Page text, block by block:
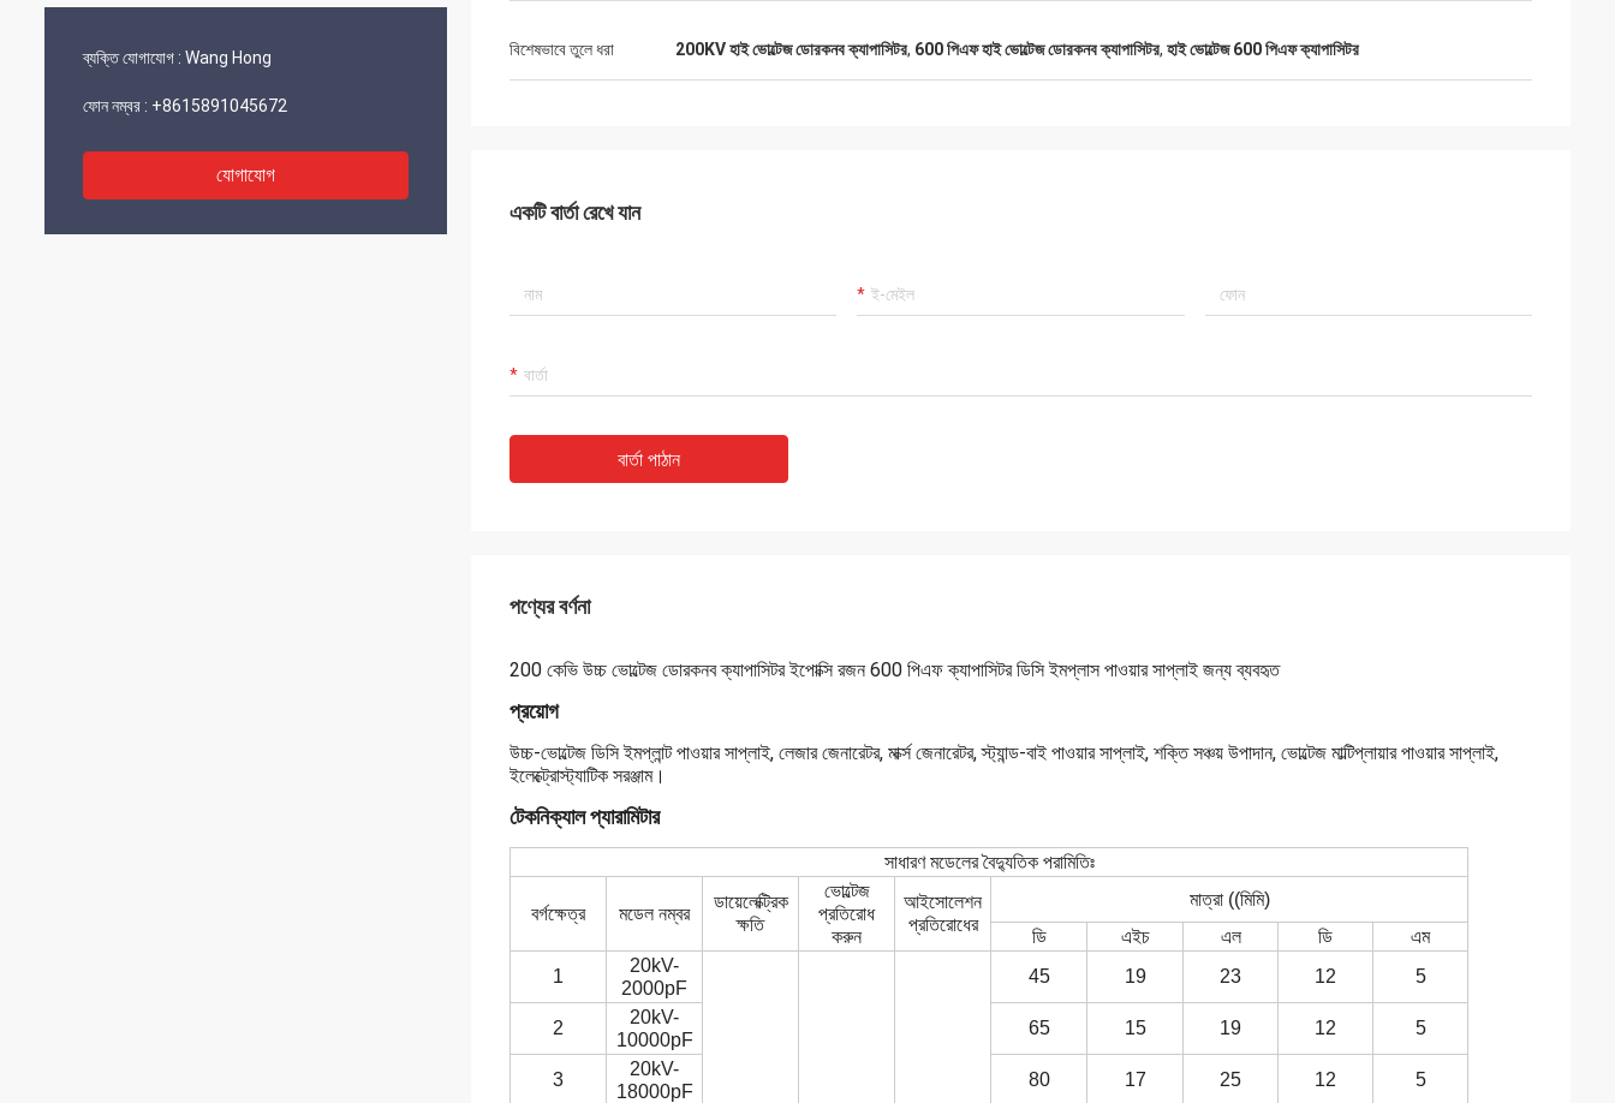
ব্যক্তি যোগাযোগ : Wang Hong
ফোন নম্বর : +8615891045672
যোগাযোগ
বিশেষভাবে তুলে ধরা 200KV হাই ভোল্টেজ ডোরকনব ক্যাপাসিটর, 600 পিএফ হাই ভোল্টেজ ডোরকনব ক্যাপাসিটর, হাই ভোল্টেজ 600 পিএফ ক্যাপাসিটর
একটি বার্তা রেখে যান
বার্তা পাঠান
পণ্যের বর্ণনা
200 কেভি উচ্চ ভোল্টেজ ডোরকনব ক্যাপাসিটর ইপোক্সি রজন 600 পিএফ ক্যাপাসিটর ডিসি ইমপ্লাস পাওয়ার সাপ্লাই জন্য ব্যবহৃত
প্রয়োগ
উচ্চ-ভোল্টেজ ডিসি ইমপ্লান্ট পাওয়ার সাপ্লাই, লেজার জেনারেটর, মার্ক্স জেনারেটর, স্ট্যান্ড-বাই পাওয়ার সাপ্লাই, শক্তি সঞ্চয় উপাদান, ভোল্টেজ মাল্টিপ্লায়ার পাওয়ার সাপ্লাই,
ইলেক্ট্রোস্ট্যাটিক সরঞ্জাম।
টেকনিক্যাল প্যারামিটার
সাধারণ মডেলের বৈদ্যুতিক পরামিতিঃ
বর্গক্ষেত্র মডেল নম্বর
ডায়েলেক্ট্রিক
ক্ষতি
ভোল্টেজ
প্রতিরোধ
করুন
আইসোলেশন
প্রতিরোধের
মাত্রা ((মিমি)
ডি
এইচ এল ডি
এম
1
20kV-
2000pF
45 19 23 12 5
2
20kV-
10000pF
65 15 19 12 5
3
20kV-
18000pF
80 17 25 12 5